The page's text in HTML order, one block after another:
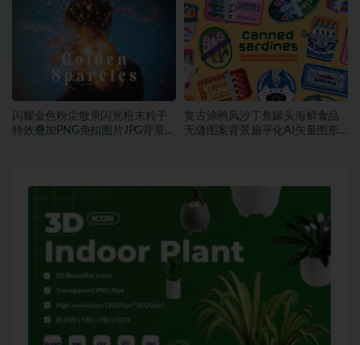
闪耀金色粉尘散景闪光粉末粒子
特效叠加PNG免扣图片JPG背景素
复古涂鸦风沙丁鱼罐头海鲜食品
无缝图案背景扁平化AI矢量图形